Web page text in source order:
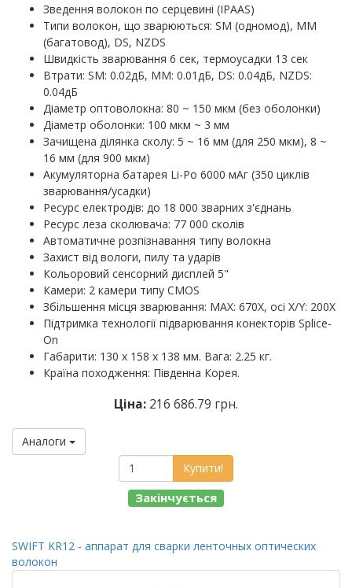
Зведення волокон по серцевині (IPAAS)
Типи волокон, що зварюються: SM (одномод), MM
(багатовод), DS, NZDS
Швидкість зварювання 6 сек, термоусадки 13 сек
Втрати: SM: 0.02дБ, MM: 0.01дБ, DS: 0.04дБ, NZDS:
0.04дБ
Діаметр оптоволокна: 80 ~ 150 мкм (без оболонки)
Діаметр оболонки: 100 мкм ~ 3 мм
Зачищена ділянка сколу: 5 ~ 16 мм (для 250 мкм), 8 ~
16 мм (для 900 мкм)
Акумуляторна батарея Li-Po 6000 мАг (350 циклів
зварювання/усадки)
Ресурс електродів: до 18 000 зварних з'єднань
Ресурс леза сколювача: 77 000 сколів
Автоматичне розпізнавання типу волокна
Захист від вологи, пилу та ударів
Кольоровий сенсорний дисплей 5"
Камери: 2 камери типу CMOS
Збільшення місця зварювання: MAX: 670X, осі X/Y: 200X
Підтримка технології підварювання конекторів Splice-
On
Габарити: 130 х 158 х 138 мм. Вага: 2.25 кг.
Країна походження: Південна Корея.
Ціна: 216 686.79 грн.
Аналоги
Купити!
Закінчується
SWIFT KR12 - аппарат для сварки ленточных оптических
волокон